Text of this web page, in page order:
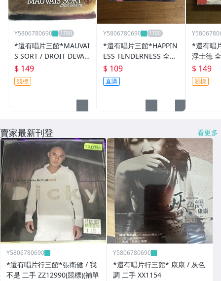
Y5806780690
*還有唱片三館*MAUVAI
S SORT / DROIT DEVAN
T 二手 ZZ11777(需競標)
$ 149
競標
Y5806780690
*還有唱片三館*HAPPIN
ESS TENDERNESS 全新
YY0524
$ 109
直購
*還有唱
浮士德
競標)
$ 149
競標
賣家最新刊登 看更多
Y5806780690
*還有唱片行三館*張衛健 / 我
不是 二手 ZZ12990(競標)(補單
Y5806780690
*還有唱片行三館* 康康 / 灰色
調 二手 XX1154